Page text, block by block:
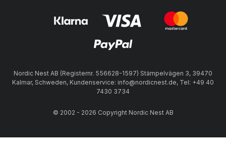
Nordic Nest AB (Registernr. 556628-1597) Stämpelvägen 3, 39470
Kalmar, Schweden, Kundenservice: info@nordicnest.de, Tel: +49 40
7430 3734
© 2002 - 2026 Copyright Nordic Nest AB